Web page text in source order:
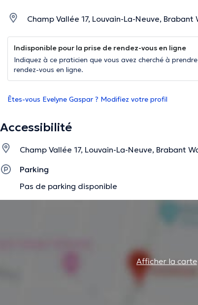
Champ Vallée 17, Louvain-La-Neuve, Brabant
Indisponible pour la prise de rendez-vous en ligne
Indiquez à ce praticien que vous avez cherché à prendre
rendez-vous en ligne.
Êtes-vous Evelyne Gaspar ? Modifiez votre profil
Accessibilité
Champ Vallée 17, Louvain-La-Neuve, Brabant
Parking
Pas de parking disponible
Afficher la carte